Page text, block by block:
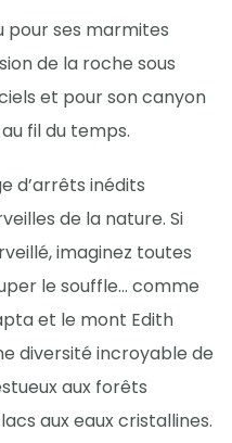
pour ses marmites
de la roche sous
et pour son canyon
fil du temps.
d’arrêts inédits
de la nature. Si
imaginez toutes
le souffle… comme
et le mont Edith
diversité incroyable de
aux forêts
aux eaux cristallines.